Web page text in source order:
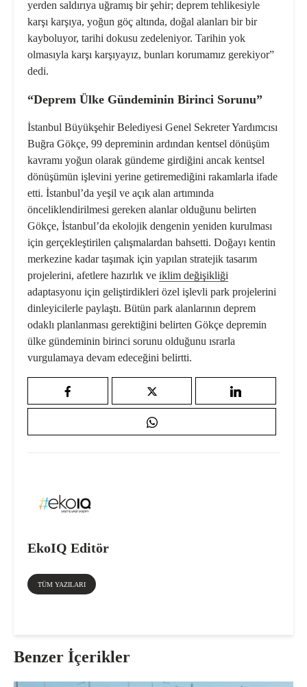
yerden saldırıya uğramış bir şehir; deprem tehlikesiyle
karşı karşıya, yoğun göç altında, doğal alanları bir bir
kayboluyor, tarihi dokusu zedeleniyor. Tarihin yok
olmasıyla karşı karşıyayız, bunları korumamız gerekiyor”
dedi.
“Deprem Ülke Gündeminin Birinci Sorunu”
İstanbul Büyükşehir Belediyesi Genel Sekreter Yardımcısı
Buğra Gökçe, 99 depreminin ardından kentsel dönüşüm
kavramı yoğun olarak gündeme girdiğini ancak kentsel
dönüşümün işlevini yerine getiremediğini rakamlarla ifade
etti. İstanbul’da yeşil ve açık alan artımında
önceliklendirilmesi gereken alanlar olduğunu belirten
Gökçe, İstanbul’da ekolojik dengenin yeniden kurulması
için gerçekleştirilen çalışmalardan bahsetti. Doğayı kentin
merkezine kadar taşımak için yapılan stratejik tasarım
projelerini, afetlere hazırlık ve iklim değişikliği
adaptasyonu için geliştirdikleri özel işlevli park projelerini
dinleyicilerle paylaştı. Bütün park alanlarının deprem
odaklı planlanması gerektiğini belirten Gökçe depremin
ülke gündeminin birinci sorunu olduğunu ısrarla
vurgulamaya devam edeceğini belirtti.
EkoIQ Editör
TÜM YAZILARI
Benzer İçerikler